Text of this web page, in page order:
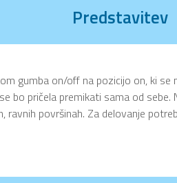
Predstavitev
gumba on/off na pozicijo on, ki se
bo pričela premikati sama od
ravnih površinah. Za delovanje